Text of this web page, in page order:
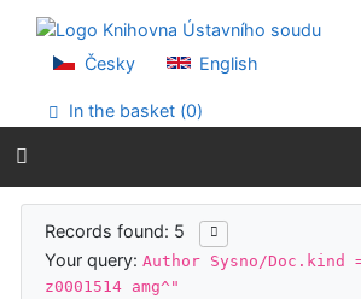
Go to menu
Accessibility declaration
Česky English
In the basket (0)
Search results
Records found: 5
Your query:Author Sysno/Doc.kind
z0001514 amg^"